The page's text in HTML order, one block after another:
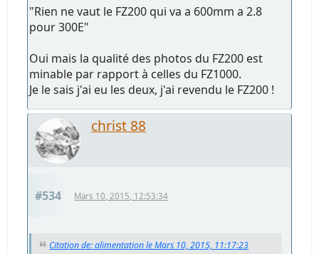
"Rien ne vaut le FZ200 qui va a 600mm a 2.8
pour 300E"
Oui mais la qualité des photos du FZ200 est
minable par rapport à celles du FZ1000.
Je le sais j'ai eu les deux, j'ai revendu le FZ200 !
christ 88
#534 Mars 10, 2015, 12:53:34
Citation de: alimentation le Mars 10, 2015, 11:17:23